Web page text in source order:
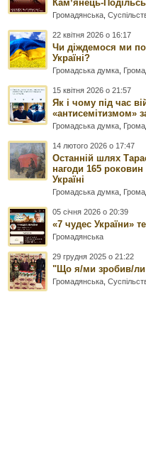
Камʼянець-
Громадянська ,
22 квітня 2026 о 16:17
Чи діждемося ми
Україні?
Громадська думка
15 квітня 2026 о 21:57
Як і чому під час
«антисемітизмом»
Громадська думка
14 лютого 2026 о 17:47
Останній шлях
нагоди 165 роковин
Україні
Громадська думка
05 січня 2026 о 20:39
«7 чудес України»
Громадянська
29 грудня 2025 о 21:22
"Що я/ми зробив/ли
Громадянська ,